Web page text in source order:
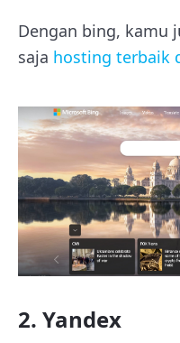
Dengan bing, kamu
saja hosting terbaik
2. Yandex